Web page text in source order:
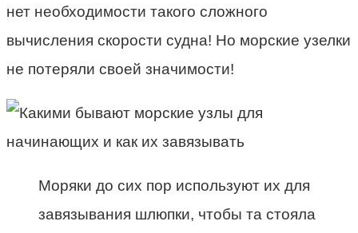
нет необходимости такого сложного
вычисления скорости судна! Но морские узелки
не потеряли своей значимости!
Моряки до сих пор используют их для
завязывания шлюпки, чтобы та стояла